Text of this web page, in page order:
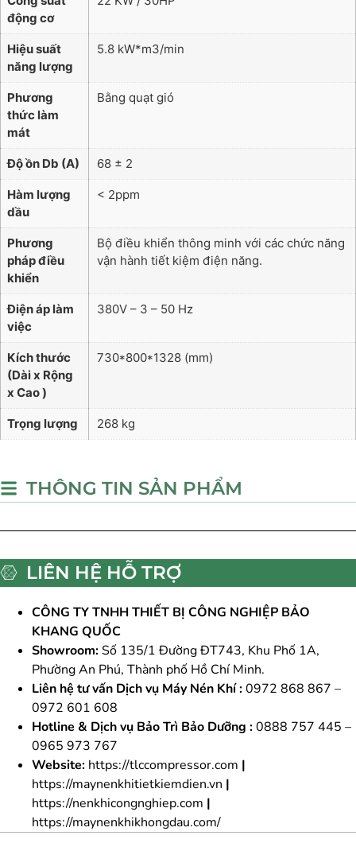
động cơ
Hiệu suất
năng lượng
5.8 kW*m3/min
Phương
thức làm
mát
Bằng quạt gió
Độ ồn Db (A) 68 ± 2
Hàm lượng
dầu
< 2ppm
Phương
pháp điều
khiển
Bộ điều khiển thông minh với các chức năng
vận hành tiết kiệm điện năng.
Điện áp làm
việc
380V – 3 – 50 Hz
Kích thước
(Dài x Rộng
x Cao )
730*800*1328 (mm)
Trọng lượng 268 kg
THÔNG TIN SẢN PHẨM
LIÊN HỆ HỖ TRỢ
CÔNG TY TNHH THIẾT BỊ CÔNG NGHIỆP BẢO
KHANG QUỐC
Showroom:Số 135/1 Đường ĐT743, Khu Phố 1A,
Phường An Phú, Thành phố Hồ Chí Minh.
Liên hệ tư vấn Dịch vụ Máy Nén Khí :0972 868 867 –
0972 601 608
Hotline & Dịch vụ Bảo Trì Bảo Dưỡng :0888 757 445 –
0965 973 767
Website: https://tlccompressor.com |
https://maynenkhitietkiemdien.vn |
https://nenkhicongnghiep.com |
https://maynenkhikhongdau.com/